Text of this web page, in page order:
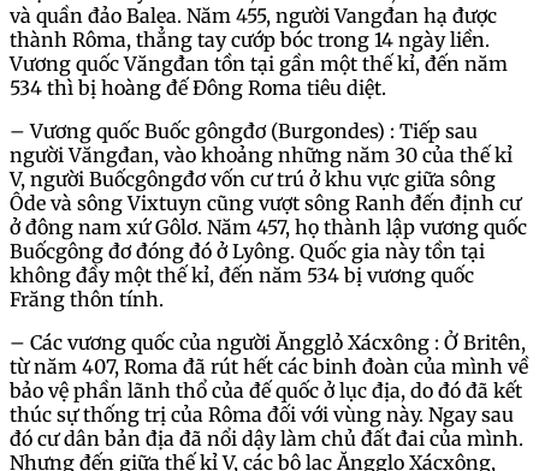
và quần đảo Balea. Năm 455, người Vangđan hạ được
thành Rôma, thẳng tay cướp bóc trong 14 ngày liền.
Vương quốc Văngđan tồn tại gần một thế kỉ, đến năm
534 thì bị hoàng đế Đông Roma tiêu diệt.
– Vương quốc Buốc gôngđơ (Burgondes) : Tiếp sau
người Văngđan, vào khoảng những năm 30 của thế kỉ
V, người Buốcgôngđơ vốn cư trú ở khu vực giữa sông
Ôde và sông Vixtuyn cũng vượt sông Ranh đến định cư
ở đông nam xứ Gôlơ. Năm 457, họ thành lập vương quốc
Buốcgông đơ đóng đó ở Lyông. Quốc gia này tồn tại
không đầy một thế kỉ, đến năm 534 bị vương quốc
Frăng thôn tính.
– Các vương quốc của người Ăngglỏ Xácxông : Ở Britên,
từ năm 407, Roma đã rút hết các binh đoàn của mình về
bảo vệ phần lãnh thổ của đế quốc ở lục địa, do đó đã kết
thúc sự thống trị của Rôma đối với vùng này. Ngay sau
đó cư dân bản địa đã nổi dậy làm chủ đất đai của mình.
Nhưng đến giữa thế kỉ V, các bộ lạc Ăngglo Xácxông,